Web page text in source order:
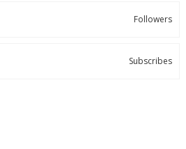
Followers
Subscribes